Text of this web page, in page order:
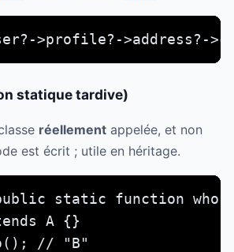
>profile?->address?-
statique tardive)
réellement appelée, et non
est écrit ; utile en héritage.
static function
A {}
// "B"